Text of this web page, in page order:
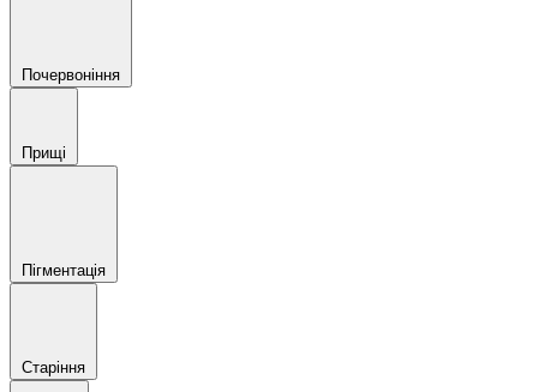
Почервоніння
Прищі
Пігментація
Старіння